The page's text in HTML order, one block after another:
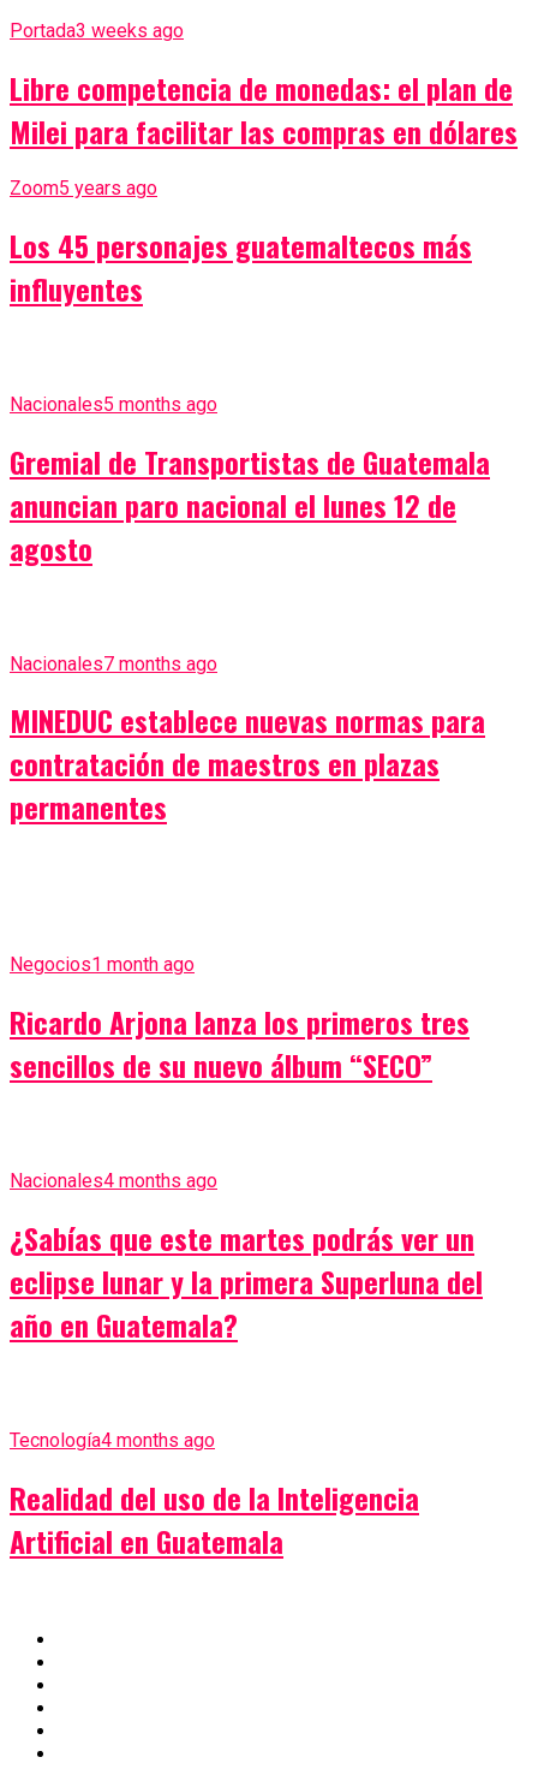
Portada3 weeks ago
Libre competencia de monedas: el plan de
Milei para facilitar las compras en dólares
Zoom5 years ago
Los 45 personajes guatemaltecos más
influyentes
Nacionales5 months ago
Gremial de Transportistas de Guatemala
anuncian paro nacional el lunes 12 de
agosto
Nacionales7 months ago
MINEDUC establece nuevas normas para
contratación de maestros en plazas
permanentes
Negocios1 month ago
Ricardo Arjona lanza los primeros tres
sencillos de su nuevo álbum “SECO”
Nacionales4 months ago
¿Sabías que este martes podrás ver un
eclipse lunar y la primera Superluna del
año en Guatemala?
Tecnología4 months ago
Realidad del uso de la Inteligencia
Artificial en Guatemala